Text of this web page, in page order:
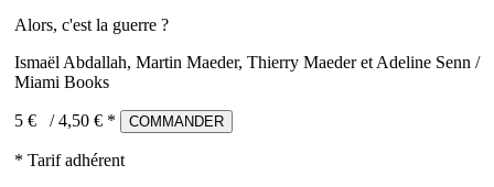
Alors, c'est la guerre ?
Ismaël Abdallah, Martin Maeder, Thierry Maeder et Adeline Senn /
Miami Books
5 € /4,50 € * COMMANDER
* Tarif adhérent